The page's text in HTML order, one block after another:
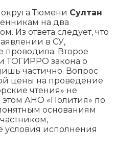
Тюмени Султан
на два
Из ответа следует, что
в СУ,
проводила. Второе
ТОГИРРО закона о
частично. Вопрос
цены на проведение
чтения» не
АНО «Полития» по
основаниям
исполнения